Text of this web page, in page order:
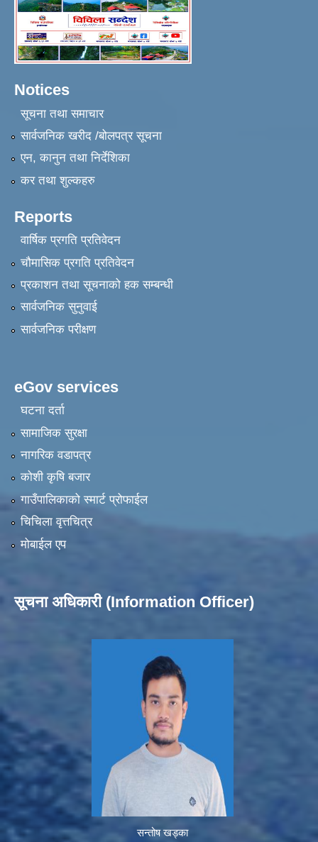
Notices
सूचना तथा समाचार
सार्वजनिक खरीद /बोलपत्र सूचना
एन, कानुन तथा निर्देशिका
कर तथा शुल्कहरु
Reports
वार्षिक प्रगति प्रतिवेदन
चौमासिक प्रगति प्रतिवेदन
प्रकाशन तथा सूचनाको हक सम्बन्धी
सार्वजनिक सुनुवाई
सार्वजनिक परीक्षण
eGov services
घटना दर्ता
सामाजिक सुरक्षा
नागरिक वडापत्र
कोशी कृषि बजार
गाउँपालिकाको स्मार्ट प्रोफाईल
चिचिला वृत्तचित्र
मोबाईल एप
सूचना अधिकारी (Information Officer)
सन्तोष खड्का